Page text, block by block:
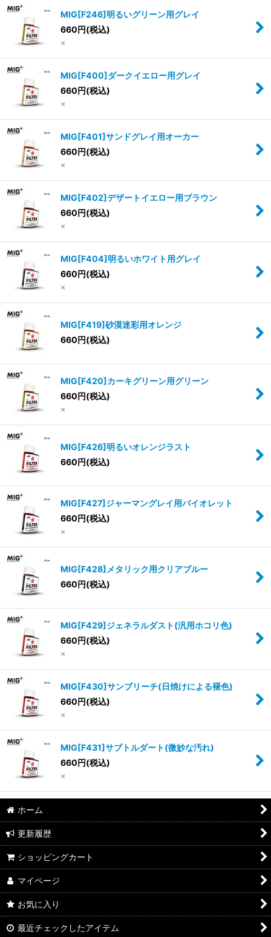
MIG[F246]明るいグリーン用グレイ
660円(税込)
×
MIG[F400]ダークイエロー用グレイ
660円(税込)
×
MIG[F401]サンドグレイ用オーカー
660円(税込)
×
MIG[F402]デザートイエロー用ブラウン
660円(税込)
×
MIG[F404]明るいホワイト用グレイ
660円(税込)
×
MIG[F419]砂漠迷彩用オレンジ
660円(税込)
MIG[F420]カーキグリーン用グリーン
660円(税込)
×
MIG[F426]明るいオレンジラスト
660円(税込)
MIG[F427]ジャーマングレイ用バイオレット
660円(税込)
×
MIG[F428]メタリック用クリアブルー
660円(税込)
MIG[F429]ジェネラルダスト(汎用ホコリ色)
660円(税込)
×
MIG[F430]サンブリーチ(日焼けによる褪色)
660円(税込)
×
MIG[F431]サブトルダート(微妙な汚れ)
660円(税込)
×
ホーム
更新履歴
ショッピングカート
マイページ
お気に入り
最近チェックしたアイテム